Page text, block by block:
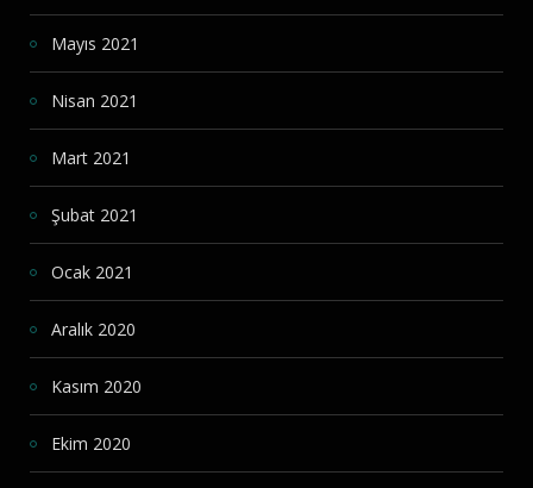
Mayıs 2021
Nisan 2021
Mart 2021
Şubat 2021
Ocak 2021
Aralık 2020
Kasım 2020
Ekim 2020